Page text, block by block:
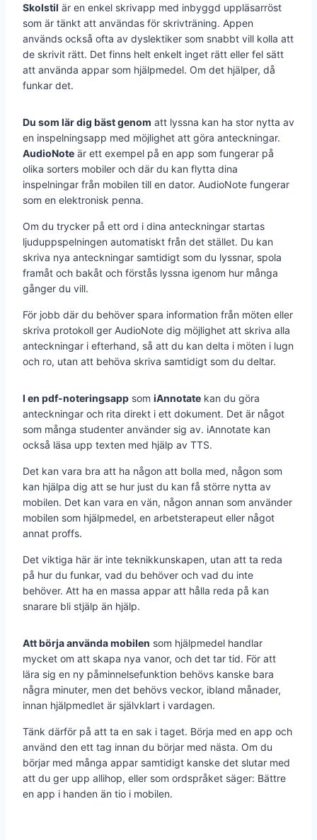
Skolstil är en enkel skrivapp med inbyggd uppläsarröst
som är tänkt att användas för skrivträning. Appen
används också ofta av dyslektiker som snabbt vill kolla att
de skrivit rätt. Det finns helt enkelt inget rätt eller fel sätt
att använda appar som hjälpmedel. Om det hjälper, då
funkar det.
Du som lär dig bäst genom att lyssna kan ha stor nytta av
en inspelningsapp med möjlighet att göra anteckningar.
AudioNote är ett exempel på en app som fungerar på
olika sorters mobiler och där du kan flytta dina
inspelningar från mobilen till en dator. AudioNote fungerar
som en elektronisk penna.
Om du trycker på ett ord i dina anteckningar startas
ljuduppspelningen automatiskt från det stället. Du kan
skriva nya anteckningar samtidigt som du lyssnar, spola
framåt och bakåt och förstås lyssna igenom hur många
gånger du vill.
För jobb där du behöver spara information från möten eller
skriva protokoll ger AudioNote dig möjlighet att skriva alla
anteckningar i efterhand, så att du kan delta i möten i lugn
och ro, utan att behöva skriva samtidigt som du deltar.
I en pdf-noteringsapp som iAnnotate kan du göra
anteckningar och rita direkt i ett dokument. Det är något
som många studenter använder sig av. iAnnotate kan
också läsa upp texten med hjälp av TTS.
Det kan vara bra att ha någon att bolla med, någon som
kan hjälpa dig att se hur just du kan få större nytta av
mobilen. Det kan vara en vän, någon annan som använder
mobilen som hjälpmedel, en arbetsterapeut eller något
annat proffs.
Det viktiga här är inte teknikkunskapen, utan att ta reda
på hur du funkar, vad du behöver och vad du inte
behöver. Att ha en massa appar att hålla reda på kan
snarare bli stjälp än hjälp.
Att börja använda mobilen som hjälp­medel handlar
mycket om att skapa nya vanor, och det tar tid. För att
lära sig en ny påminnelsefunktion behövs kanske bara
några minuter, men det behövs veckor, ibland månader,
innan hjälpmedlet är självklart i vardagen.
Tänk därför på att ta en sak i taget. Börja med en app och
använd den ett tag innan du börjar med nästa. Om du
börjar med många appar samtidigt kanske det slutar med
att du ger upp allihop, eller som ordspråket säger: Bättre
en app i handen än tio i mobilen.